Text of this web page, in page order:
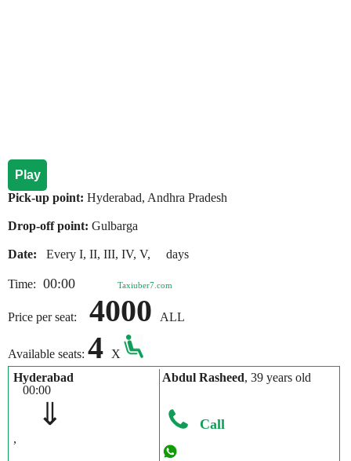
Play
Pick-up point: Hyderabad, Andhra Pradesh
Drop-off point: Gulbarga
Date: Every I, II, III, IV, V, days
Time: 00:00 Taxiuber7.com
Price per seat: 4000 ALL
Available seats: 4
X
Hyderabad
00:00
⇓
,
Abdul Rasheed, 39 years old
Call